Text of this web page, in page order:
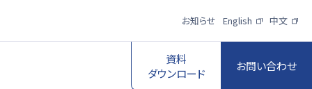
資料
ダウンロード
お問い合わせ
お知らせ English 中文